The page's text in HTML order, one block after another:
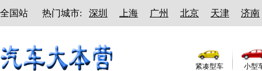
全国站 热门城市: 深圳 上海 广州 北京 天津 济南
紧凑型车 小型